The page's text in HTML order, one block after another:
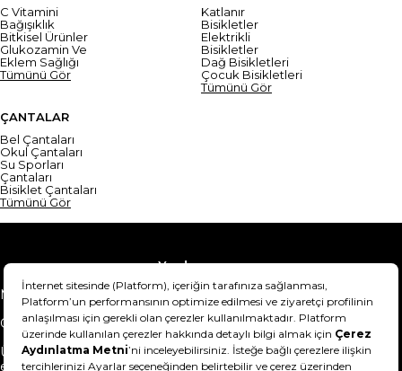
C Vitamini
Bağışıklık
Bitkisel Ürünler
Glukozamin Ve
Eklem Sağlığı
Tümünü Gör
Katlanır
Bisikletler
Elektrikli
Bisikletler
Dağ Bisikletleri
Çocuk Bisikletleri
Tümünü Gör
ÇANTALAR
Bel Çantaları
Okul Çantaları
Su Sporları
Çantaları
Bisiklet Çantaları
Tümünü Gör
Yardım
Mesafeli Satış Sözleşmesi
Teslimat Bilgisi
Gizlilik Sözleşmesi
Şartlar & Koşullar
Ürünümü nasıl iade
edebilirim?
Hakkımızda